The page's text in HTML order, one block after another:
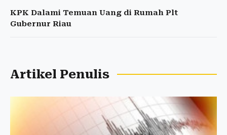
KPK Dalami Temuan Uang di Rumah Plt
Gubernur Riau
Artikel Penulis